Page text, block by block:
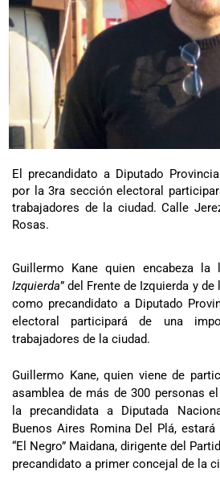
El precandidato a Diputado
por la 3ra sección electoral
trabajadores de la ciudad. Calle
Rosas.
Guillermo Kane quien encabeza la
Izquierda” del Frente de Izquierda y
como precandidato a Diputado
electoral participará de una
trabajadores de la ciudad.
Guillermo Kane, quien viene de
asamblea de más de 300 personas
la precandidata a Diputada
Buenos Aires Romina Del Plá,
“El Negro” Maidana, dirigente del
precandidato a primer concejal de la